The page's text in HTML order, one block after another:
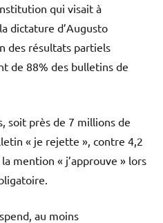
qui visait à
dictature d’Augusto
des résultats partiels
de 88% des bulletins de
soit près de 7 millions de
« je rejette », contre 4,2
mention « j’approuve » lors
au moins